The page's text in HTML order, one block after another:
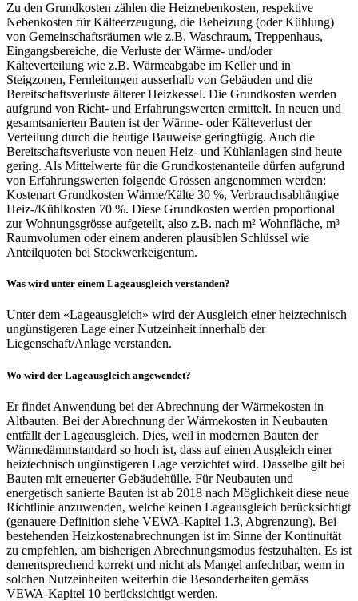
Zu den Grundkosten zählen die Heiznebenkosten, respektive
Nebenkosten für Kälteerzeugung, die Beheizung (oder Kühlung)
von Gemeinschaftsräumen wie z.B. Waschraum, Treppenhaus,
Eingangsbereiche, die Verluste der Wärme- und/oder
Kälteverteilung wie z.B. Wärmeabgabe im Keller und in
Steigzonen, Fernleitungen ausserhalb von Gebäuden und die
Bereitschaftsverluste älterer Heizkessel. Die Grundkosten werden
aufgrund von Richt- und Erfahrungswerten ermittelt. In neuen und
gesamtsanierten Bauten ist der Wärme- oder Kälteverlust der
Verteilung durch die heutige Bauweise geringfügig. Auch die
Bereitschaftsverluste von neuen Heiz- und Kühlanlagen sind heute
gering. Als Mittelwerte für die Grundkostenanteile dürfen aufgrund
von Erfahrungswerten folgende Grössen angenommen werden:
Kostenart Grundkosten Wärme/Kälte 30 %, Verbrauchsabhängige
Heiz-/Kühlkosten 70 %. Diese Grundkosten werden proportional
zur Wohnungsgrösse aufgeteilt, also z.B. nach m² Wohnfläche, m³
Raumvolumen oder einem anderen plausiblen Schlüssel wie
Anteilquoten bei Stockwerkeigentum.
Was wird unter einem Lageausgleich verstanden?
Unter dem «Lageausgleich» wird der Ausgleich einer heiztechnisch
ungünstigeren Lage einer Nutzeinheit innerhalb der
Liegenschaft/Anlage verstanden.
Wo wird der Lageausgleich angewendet?
Er findet Anwendung bei der Abrechnung der Wärmekosten in
Altbauten. Bei der Abrechnung der Wärmekosten in Neubauten
entfällt der Lageausgleich. Dies, weil in modernen Bauten der
Wärmedämmstandard so hoch ist, dass auf einen Ausgleich einer
heiztechnisch ungünstigeren Lage verzichtet wird. Dasselbe gilt bei
Bauten mit erneuerter Gebäudehülle. Für Neubauten und
energetisch sanierte Bauten ist ab 2018 nach Möglichkeit diese neue
Richtlinie anzuwenden, welche keinen Lageausgleich berücksichtigt
(genauere Definition siehe VEWA-Kapitel 1.3, Abgrenzung). Bei
bestehenden Heizkostenabrechnungen ist im Sinne der Kontinuität
zu empfehlen, am bisherigen Abrechnungsmodus festzuhalten. Es ist
dementsprechend korrekt und nicht als Mangel anfechtbar, wenn in
solchen Nutzeinheiten weiterhin die Besonderheiten gemäss
VEWA-Kapitel 10 berücksichtigt werden.